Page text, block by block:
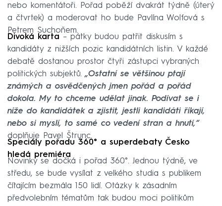
nebo komentátoři. Pořad poběží dvakrát týdně (úterý
a čtvrtek) a moderovat ho bude Pavlína Wolfová s
Petrem Suchoňem.
Divoká karta – pátky budou patřit diskusím s
kandidáty z nižších pozic kandidátních listin. V každé
debatě dostanou prostor čtyři zástupci vybraných
politických subjektů.„Ostatní se většinou ptají
známých a osvědčených jmen pořád a pořád
dokola. My to chceme udělat jinak. Podívat se i
níže do kandidátek a zjistit, jestli kandidáti říkají,
nebo si myslí, to samé co vedení stran a hnutí,“
doplňuje Pavel Štrunc.
Speciály pořadu 360° a superdebaty Česko
hledá premiéra
Novinky se dočká i pořad 360°. Jednou týdně, ve
středu, se bude vysílat z velkého studia s publikem
čítajícím bezmála 150 lidí. Otázky k zásadním
předvolebním tématům tak budou moci politikům